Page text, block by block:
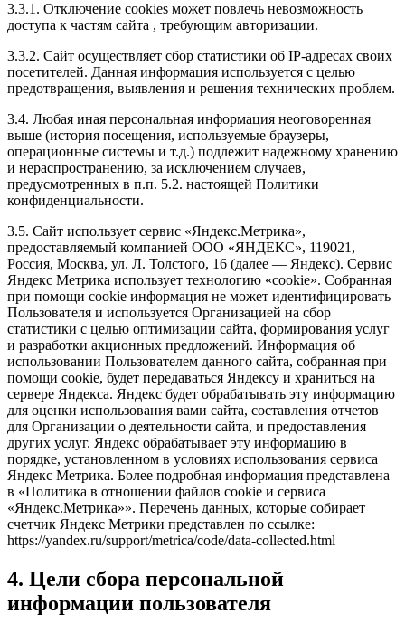
3.3.1. Отключение cookies может повлечь невозможность
доступа к частям сайта , требующим авторизации.
3.3.2. Сайт осуществляет сбор статистики об IP-адресах своих
посетителей. Данная информация используется с целью
предотвращения, выявления и решения технических проблем.
3.4. Любая иная персональная информация неоговоренная
выше (история посещения, используемые браузеры,
операционные системы и т.д.) подлежит надежному хранению
и нераспространению, за исключением случаев,
предусмотренных в п.п. 5.2. настоящей Политики
конфиденциальности.
3.5. Сайт использует сервис «Яндекс.Метрика»,
предоставляемый компанией ООО «ЯНДЕКС», 119021,
Россия, Москва, ул. Л. Толстого, 16 (далее — Яндекс). Сервис
Яндекс Метрика использует технологию «cookie». Собранная
при помощи cookie информация не может идентифицировать
Пользователя и используется Организацией на сбор
статистики с целью оптимизации сайта, формирования услуг
и разработки акционных предложений. Информация об
использовании Пользователем данного сайта, собранная при
помощи cookie, будет передаваться Яндексу и храниться на
сервере Яндекса. Яндекс будет обрабатывать эту информацию
для оценки использования вами сайта, составления отчетов
для Организации о деятельности сайта, и предоставления
других услуг. Яндекс обрабатывает эту информацию в
порядке, установленном в условиях использования сервиса
Яндекс Метрика. Более подробная информация представлена
в «Политика в отношении файлов cookie и сервиса
«Яндекс.Метрика»». Перечень данных, которые собирает
счетчик Яндекс Метрики представлен по ссылке:
https://yandex.ru/support/metrica/code/data-collected.html
4. Цели сбора персональной
информации пользователя